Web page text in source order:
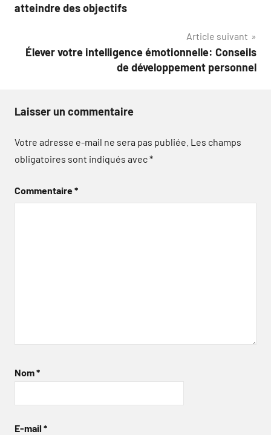
l’article
atteindre des objectifs
Article suivant
Élever votre intelligence émotionnelle: Conseils
de développement personnel
Laisser un commentaire
Votre adresse e-mail ne sera pas publiée. Les champs
obligatoires sont indiqués avec*
Commentaire*
Nom*
E-mail *